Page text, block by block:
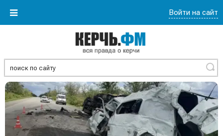
Найти
Войти на сайт